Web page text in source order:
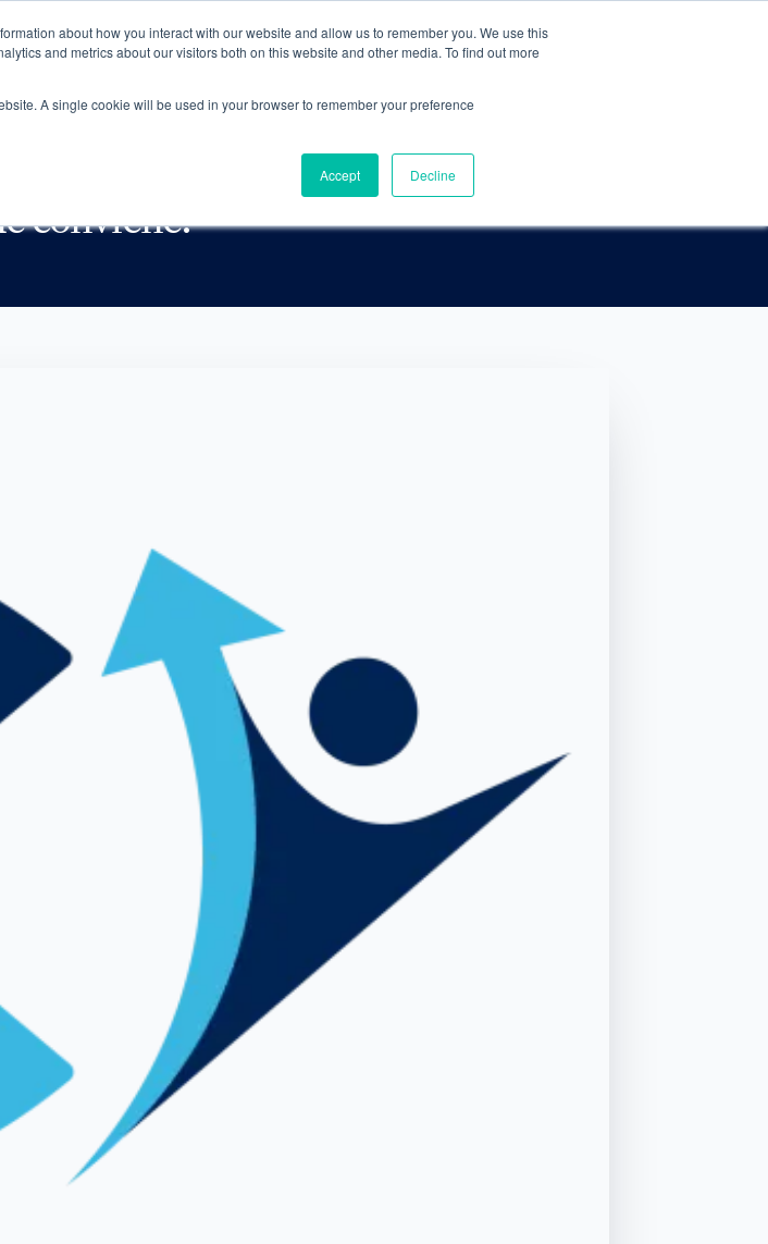
about how you interact with our website and allow us to remember you. We use this
and metrics about our visitors both on this website and other media. To find out more
A single cookie will be used in your browser to remember your preference
Accept Decline
NOTICIAS ACCEDER AL CLUB
conviene?